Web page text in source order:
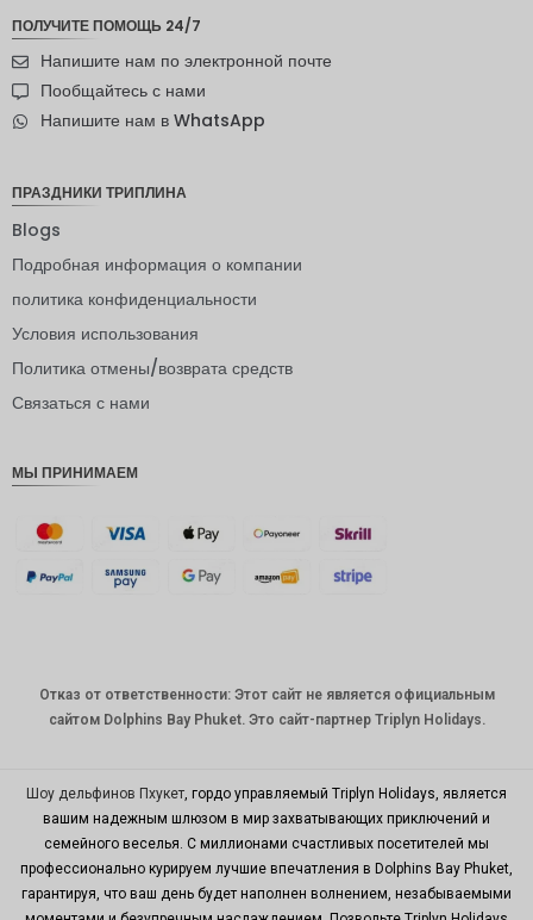
я крона
андский
ЙЕНА
евро
ая
крона
САПР
корейск
ая вона
китайски
й юань
ПОЛУЧИТЕ ПОМОЩЬ 24/7
Напишите нам по электронной почте
Пообщайтесь с нами
Напишите нам в WhatsApp
ПРАЗДНИКИ ТРИПЛИНА
Blogs
Подробная информация о компании
политика конфиденциальности
Условия использования
Политика отмены/возврата средств
Связаться с нами
МЫ ПРИНИМАЕМ
Отказ от ответственности: Этот сайт не является официальным
сайтом Dolphins Bay Phuket. Это сайт-партнер Triplyn Holidays.
Шоу дельфинов Пхукет , гордо управляемый Triplyn Holidays, является
вашим надежным шлюзом в мир захватывающих приключений и
семейного веселья. С миллионами счастливых посетителей мы
профессионально курируем лучшие впечатления в Dolphins Bay Phuket,
гарантируя, что ваш день будет наполнен волнением, незабываемыми